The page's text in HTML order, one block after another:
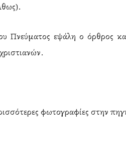
Πνεύματος εψάλη ο όρθρος
φωτογραφίες στην